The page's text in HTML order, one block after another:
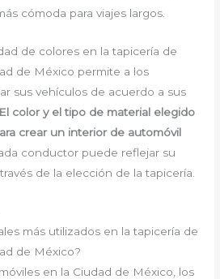
cómoda para viajes largos.
de colores en la tapicería de
de México permite a los
sus vehículos de acuerdo a sus
El color y el tipo de material elegido
crear un interior de automóvil
conductor puede reflejar su
de la elección de la tapicería.
más utilizados en la tapicería de
de México?
en la Ciudad de México, los